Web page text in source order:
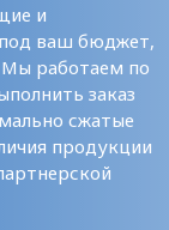
и
ваш бюджет,
работаем по
заказ
сжатые
продукции